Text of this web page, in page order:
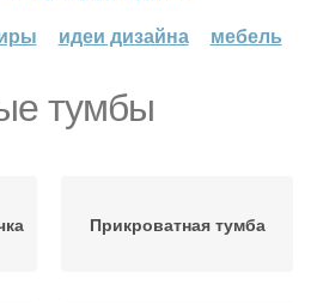
идеи дизайна мебель
тумбы
Прикроватная тумба